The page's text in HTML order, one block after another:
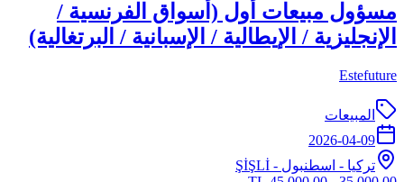
مسؤول مبيعات أول (أسواق الفرنسية /
الإنجليزية / الإيطالية / الإسبانية / البرتغالية)
Estefuture
المبيعات
2026-04-09
تركيا - اسطنبول - ŞİŞLİ